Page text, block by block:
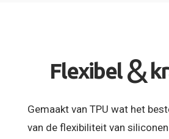
Flexibel &
Gemaakt van TPU wat het
van de flexibiliteit van